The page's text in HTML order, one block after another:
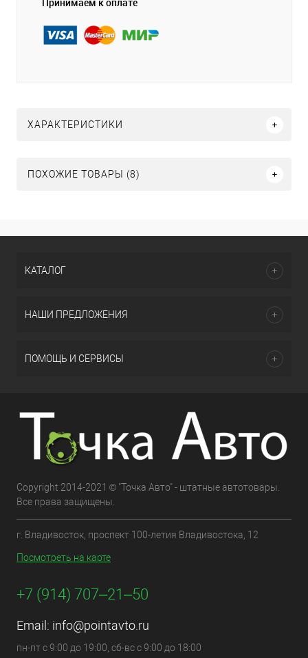
Принимаем к оплате
ХАРАКТЕРИСТИКИ
ПОХОЖИЕ ТОВАРЫ (8)
КАТАЛОГ
НАШИ ПРЕДЛОЖЕНИЯ
ПОМОЩЬ И СЕРВИСЫ
Copyright 2014-2021 © "Точка Авто" - штатные автотовары.
Все права защищены.
г. Владивосток, проспект 100-летия Владивостока, 12
Посмотреть на карте
+7 (914) 707‒21‒50
Email: info@pointavto.ru
пн-пт с 9:00 до 19:00, сб-вс с 9:00 до 18:00